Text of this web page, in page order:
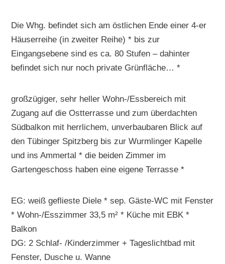
Die Whg. befindet sich am östlichen Ende einer 4-er
Häuserreihe (in zweiter Reihe) * bis zur
Eingangsebene sind es ca. 80 Stufen – dahinter
befindet sich nur noch private Grünfläche… *
großzügiger, sehr heller Wohn-/Essbereich mit
Zugang auf die Ostterrasse und zum überdachten
Südbalkon mit herrlichem, unverbaubaren Blick auf
den Tübinger Spitzberg bis zur Wurmlinger Kapelle
und ins Ammertal * die beiden Zimmer im
Gartengeschoss haben eine eigene Terrasse *
EG: weiß geflieste Diele * sep. Gäste-WC mit Fenster
* Wohn-/Esszimmer 33,5 m² * Küche mit EBK *
Balkon
DG: 2 Schlaf- /Kinderzimmer + Tageslichtbad mit
Fenster, Dusche u. Wanne